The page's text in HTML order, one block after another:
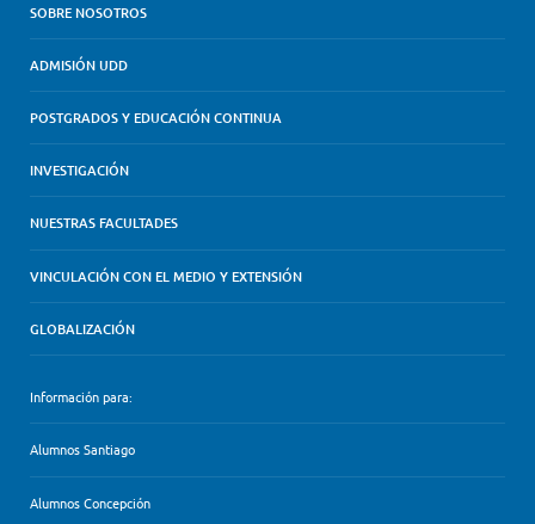
SOBRE NOSOTROS
ADMISIÓN UDD
POSTGRADOS Y EDUCACIÓN CONTINUA
INVESTIGACIÓN
NUESTRAS FACULTADES
VINCULACIÓN CON EL MEDIO Y EXTENSIÓN
GLOBALIZACIÓN
Información para:
Alumnos Santiago
Alumnos Concepción